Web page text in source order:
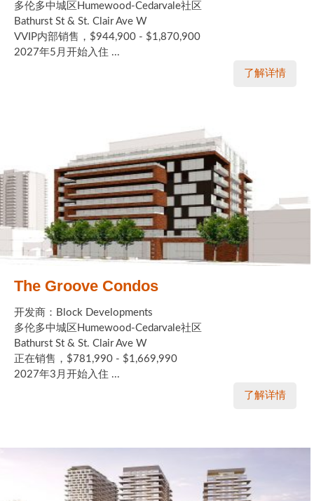
多伦多中城区Humewood-Cedarvale社区
Bathurst St & St. Clair Ave W
VVIP内部销售，$944,900 - $1,870,900
2027年5月开始入住 ...
了解详情
The Groove Condos
开发商：Block Developments
多伦多中城区Humewood-Cedarvale社区
Bathurst St & St. Clair Ave W
正在销售，$781,990 - $1,669,990
2027年3月开始入住 ...
了解详情